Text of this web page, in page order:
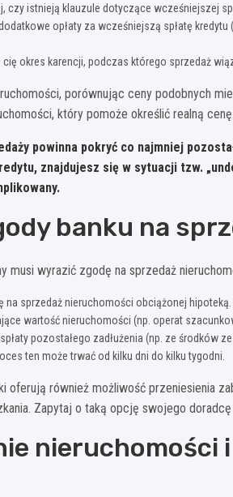
czy istnieją klauzule dotyczące wcześniejszej
opłaty za wcześniejszą spłatę
okres karencji, podczas którego sprzedaż
porównując ceny podobnych
który pomoże określić realną
powinna pokryć co najmniej
znajdujesz się w sytuacji tzw.
banku na
musi wyrazić zgodę na sprzedaż
na sprzedaż nieruchomości obciążonej hipoteką.
wartość nieruchomości (np. operat
pozostałego zadłużenia (np. ze środków ze
ten może trwać od kilku dni do kilku tygodni.
oferują również możliwość przeniesienia
Zapytaj o taką opcję swojego
nieruchomości